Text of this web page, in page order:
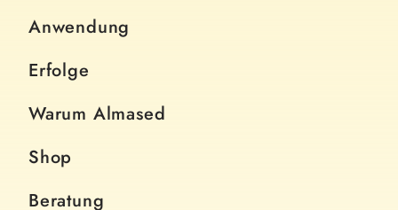
Anwendung
Erfolge
Warum Almased
Shop
Beratung